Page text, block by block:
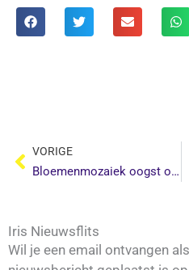
Vorige
VORIGE
Bloemenmozaiek oogst ook in 2023 weer veel waardering
Iris Nieuwsflits
Wil je een email ontvangen